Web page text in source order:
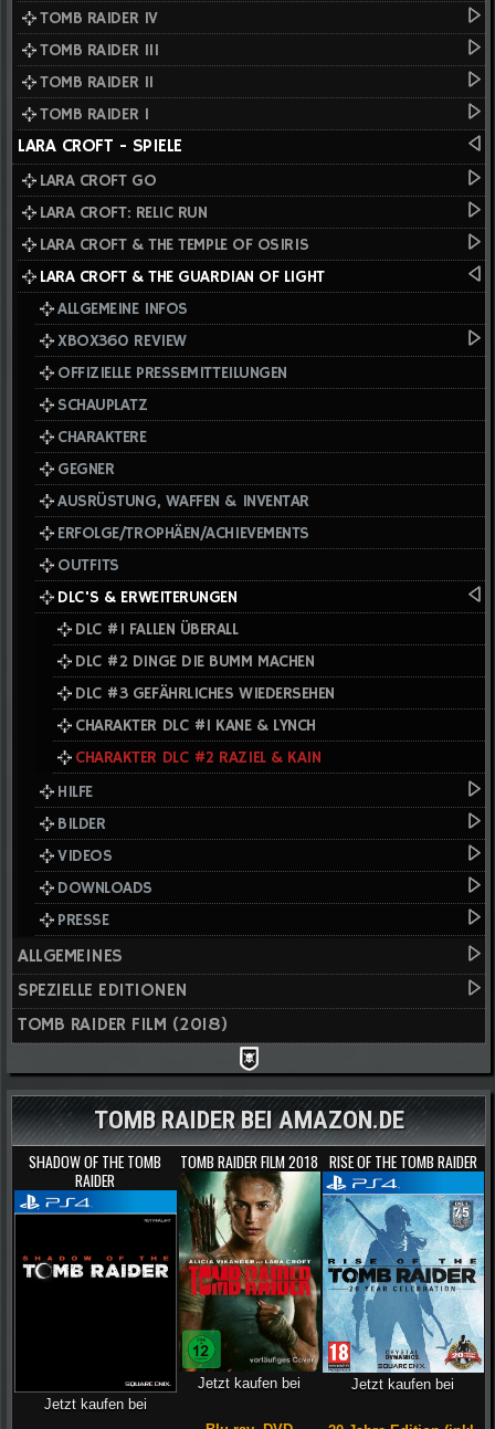
TOMB RAIDER IV
TOMB RAIDER III
TOMB RAIDER II
TOMB RAIDER I
LARA CROFT - SPIELE
LARA CROFT GO
LARA CROFT: RELIC RUN
LARA CROFT & THE TEMPLE OF OSIRIS
LARA CROFT & THE GUARDIAN OF LIGHT
ALLGEMEINE INFOS
XBOX360 REVIEW
OFFIZIELLE PRESSEMITTEILUNGEN
SCHAUPLATZ
CHARAKTERE
GEGNER
AUSRÜSTUNG, WAFFEN & INVENTAR
ERFOLGE/TROPHÄEN/ACHIEVEMENTS
OUTFITS
DLC'S & ERWEITERUNGEN
DLC #1 FALLEN ÜBERALL
DLC #2 DINGE DIE BUMM MACHEN
DLC #3 GEFÄHRLICHES WIEDERSEHEN
CHARAKTER DLC #1 KANE & LYNCH
CHARAKTER DLC #2 RAZIEL & KAIN
HILFE
BILDER
VIDEOS
DOWNLOADS
PRESSE
ALLGEMEINES
SPEZIELLE EDITIONEN
TOMB RAIDER FILM (2018)
TOMB RAIDER BEI AMAZON.DE
SHADOW OF THE TOMB
RAIDER
Jetzt kaufen bei
TOMB RAIDER FILM 2018
Jetzt kaufen bei
RISE OF THE TOMB RAIDER
Jetzt kaufen bei